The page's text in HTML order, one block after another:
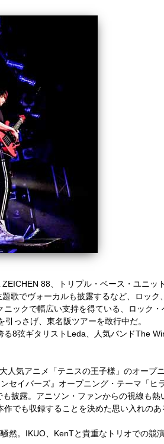
88、トリプル・ベース・ユニッ
歌でヴォーカルも披露するなど、ロック
ックで幅広い支持を得ている、ロック・
っさげ、東名阪ツアーを敢行中だ。
8弦ギタリストLeda、人気バンドThe
人気アニメ「テニスの王子様」のオープ
イバーズ』オープニング・テーマ「ヒラ
披露。アニソン・ファンからの視線も熱
でも収録することを決めた思い入れのあ
然。IKUO、KenTと貴重なトリオでの競